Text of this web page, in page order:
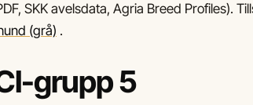
SKK avelsdata, Agria Breed Profiles).
(grå) .
grupp 5